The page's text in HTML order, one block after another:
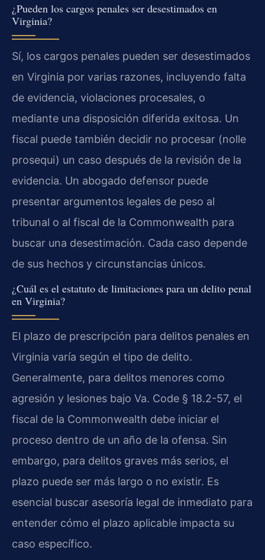
¿Pueden los cargos penales ser desestimados en
Virginia?
Sí, los cargos penales pueden ser desestimados
en Virginia por varias razones, incluyendo falta
de evidencia, violaciones procesales, o
mediante una disposición diferida exitosa. Un
fiscal puede también decidir no procesar (nolle
prosequi) un caso después de la revisión de la
evidencia. Un abogado defensor puede
presentar argumentos legales de peso al
tribunal o al fiscal de la Commonwealth para
buscar una desestimación. Cada caso depende
de sus hechos y circunstancias únicos.
¿Cuál es el estatuto de limitaciones para un delito penal
en Virginia?
El plazo de prescripción para delitos penales en
Virginia varía según el tipo de delito.
Generalmente, para delitos menores como
agresión y lesiones bajo Va. Code § 18.2-57, el
fiscal de la Commonwealth debe iniciar el
proceso dentro de un año de la ofensa. Sin
embargo, para delitos graves más serios, el
plazo puede ser más largo o no existir. Es
esencial buscar asesoría legal de inmediato para
entender cómo el plazo aplicable impacta su
caso específico.